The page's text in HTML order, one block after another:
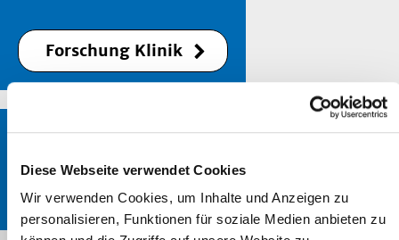
Diese Webseite verwendet Cookies
Wir verwenden Cookies, um Inhalte und Anzeigen zu
personalisieren, Funktionen für soziale Medien anbieten zu
Forschung Klinik
Klin. Studien